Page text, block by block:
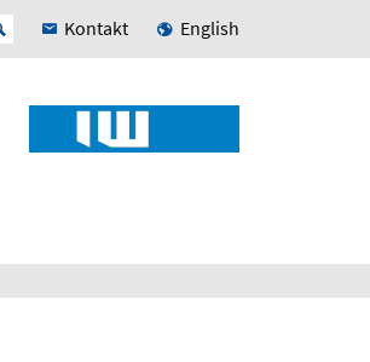
Kontakt English